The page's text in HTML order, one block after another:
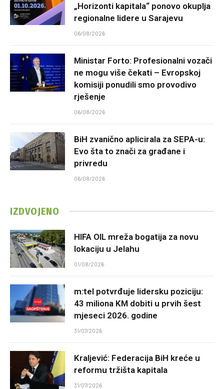
„Horizonti kapitala“ ponovo okuplja
regionalne lidere u Sarajevu
06/08/2026
Ministar Forto: Profesionalni vozači
ne mogu više čekati – Evropskoj
komisiji ponudili smo provodivo
rješenje
06/08/2026
BiH zvanično aplicirala za SEPA-u:
Evo šta to znači za građane i
privredu
06/08/2026
IZDVOJENO
HIFA OIL mreža bogatija za novu
lokaciju u Jelahu
01/08/2026
m:tel potvrđuje lidersku poziciju:
43 miliona KM dobiti u prvih šest
mjeseci 2026. godine
31/07/2026
Kraljević: Federacija BiH kreće u
reformu tržišta kapitala
31/07/2026